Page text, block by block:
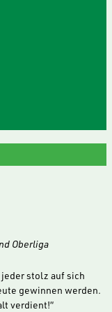
Oberliga
jeder stolz auf sich
gewinnen werden.
verdient!“